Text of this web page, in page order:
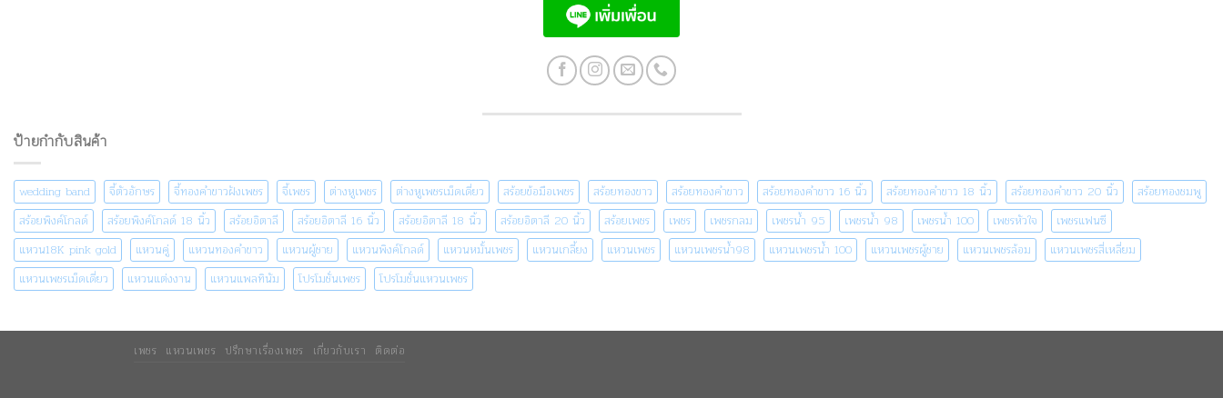
ป้ายกำกับสินค้า
wedding band จี้ตัวอักษร จี้ทองคำขาวฝังเพชร จี้เพชร ต่างหูเพชร ต่างหูเพชรเม็ดเดี่ยว สร้อยข้อมือเพชร สร้อยทองขาว สร้อยทองคำขาว สร้อยทองคำขาว 16 นิ้ว สร้อยทองคำขาว 18 นิ้ว สร้อยทองคำขาว 20 นิ้ว
สร้อยทองชมพู
สร้อยพิงค์โกลด์
สร้อยพิงค์โกลด์ 18 นิ้ว สร้อยอิตาลี สร้อยอิตาลี 16 นิ้ว สร้อยอิตาลี 18 นิ้ว สร้อยอิตาลี 20 นิ้ว สร้อยเพชร เพชร เพชรกลม เพชรน้ำ 95 เพชรน้ำ 98 เพชรน้ำ 100 เพชรหัวใจ
เพชรแฟนซี
แหวน18K pink gold
แหวนคู่ แหวนทองคำขาว แหวนผู้ชาย แหวนพิงค์โกลด์ แหวนหมั้นเพชร แหวนเกลี้ยง แหวนเพชร แหวนเพชรน้ำ98 แหวนเพชรน้ำ 100 แหวนเพชรผู้ชาย แหวนเพชรล้อม
แหวนเพชรสี่เหลี่ยม
แหวนเพชรเม็ดเดี่ยว
แหวนแต่งงาน แหวนแพลทินัม โปรโมชั่นเพชร โปรโมชั่นแหวนเพชร
เพชร แหวนเพชร ปรึกษาเรื่องเพชร เกี่ยวกับเรา ติดต่อ